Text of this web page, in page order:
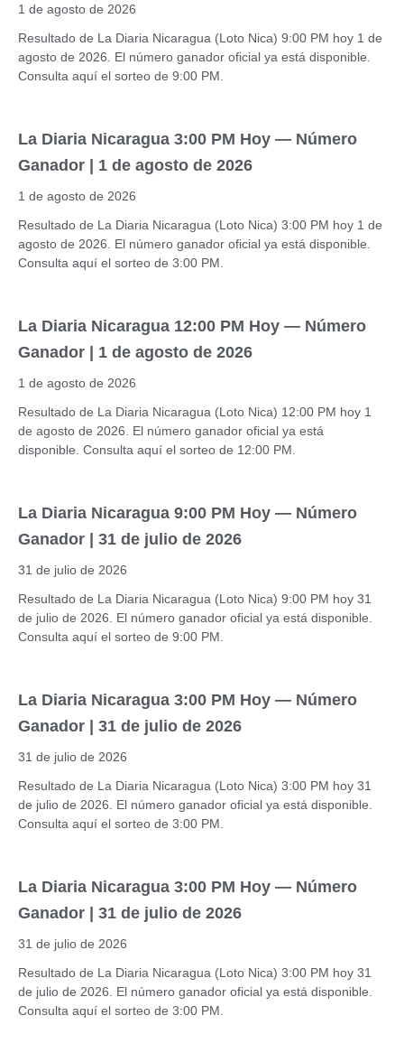
1 de agosto de 2026
Resultado de La Diaria Nicaragua (Loto Nica) 9:00 PM hoy 1 de
agosto de 2026. El número ganador oficial ya está disponible.
Consulta aquí el sorteo de 9:00 PM.
La Diaria Nicaragua 3:00 PM Hoy — Número
Ganador | 1 de agosto de 2026
1 de agosto de 2026
Resultado de La Diaria Nicaragua (Loto Nica) 3:00 PM hoy 1 de
agosto de 2026. El número ganador oficial ya está disponible.
Consulta aquí el sorteo de 3:00 PM.
La Diaria Nicaragua 12:00 PM Hoy — Número
Ganador | 1 de agosto de 2026
1 de agosto de 2026
Resultado de La Diaria Nicaragua (Loto Nica) 12:00 PM hoy 1
de agosto de 2026. El número ganador oficial ya está
disponible. Consulta aquí el sorteo de 12:00 PM.
La Diaria Nicaragua 9:00 PM Hoy — Número
Ganador | 31 de julio de 2026
31 de julio de 2026
Resultado de La Diaria Nicaragua (Loto Nica) 9:00 PM hoy 31
de julio de 2026. El número ganador oficial ya está disponible.
Consulta aquí el sorteo de 9:00 PM.
La Diaria Nicaragua 3:00 PM Hoy — Número
Ganador | 31 de julio de 2026
31 de julio de 2026
Resultado de La Diaria Nicaragua (Loto Nica) 3:00 PM hoy 31
de julio de 2026. El número ganador oficial ya está disponible.
Consulta aquí el sorteo de 3:00 PM.
La Diaria Nicaragua 3:00 PM Hoy — Número
Ganador | 31 de julio de 2026
31 de julio de 2026
Resultado de La Diaria Nicaragua (Loto Nica) 3:00 PM hoy 31
de julio de 2026. El número ganador oficial ya está disponible.
Consulta aquí el sorteo de 3:00 PM.